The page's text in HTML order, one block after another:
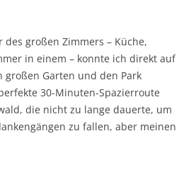
großen Zimmers – Küche,
in einem – konnte ich direkt auf
Garten und den Park
30-Minuten-Spazierroute
die nicht zu lange dauerte, um
zu fallen, aber meinen